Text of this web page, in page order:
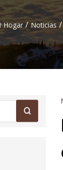
Hogar / Noticias /